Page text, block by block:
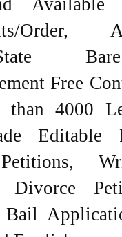
State
Free
than 4000
Editable
Divorce
Bail